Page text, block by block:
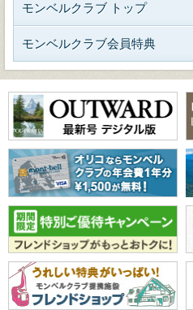
モンベルクラブ トップ
モンベルクラブ会員特典